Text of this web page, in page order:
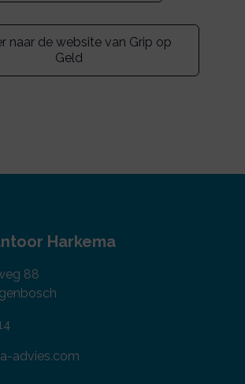
naar de website van Grip op
Geld
Harkema
88
advies.com